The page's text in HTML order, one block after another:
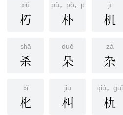
xiǔ
朽
pǔ，pò，pō，piáo
朴
jī
机
shā
杀
duǒ
朵
zá
杂
bǐ
朼
jiū
朻
qiú，guǐ
朹